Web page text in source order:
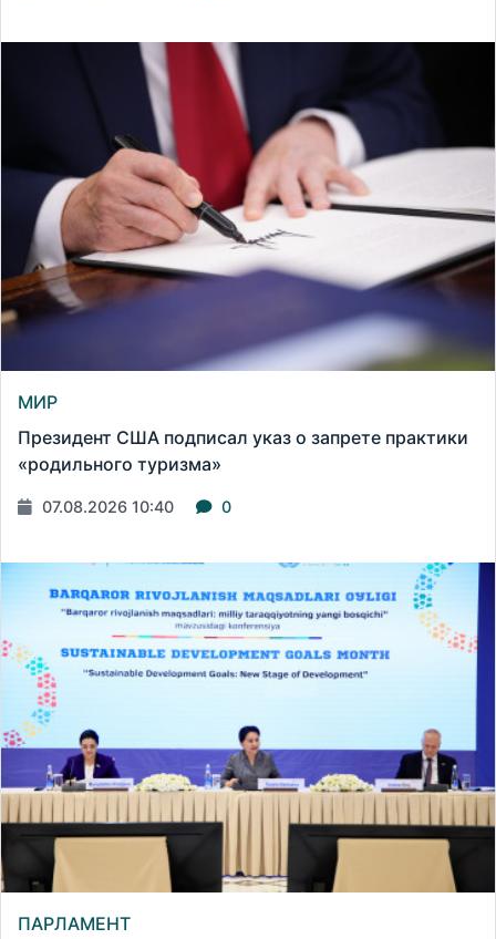
МИР
Президент США подписал указ о запрете практики
«родильного туризма»
07.08.2026 10:40 0
ПАРЛАМЕНТ